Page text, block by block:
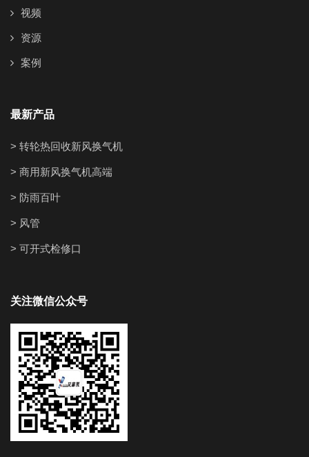
视频
资源
案例
最新产品
> 转轮热回收新风换气机
> 商用新风换气机高端
> 防雨百叶
> 风管
> 可开式检修口
关注微信公众号